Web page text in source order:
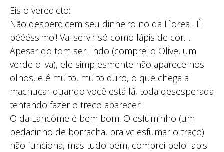
Eis o veredicto:
Não desperdicem seu dinheiro no da L`oreal. É
péééssimo!! Vai servir só como lápis de cor…
Apesar do tom ser lindo (comprei o Olive, um
verde oliva), ele simplesmente não aparece nos
olhos, e é muito, muito duro, o que chega a
machucar quando você está lá, toda desesperada
tentando fazer o treco aparecer.
O da Lancôme é bem bom. O esfuminho (um
pedacinho de borracha, pra vc esfumar o traço)
não funciona, mas tudo bem, comprei pelo lápis